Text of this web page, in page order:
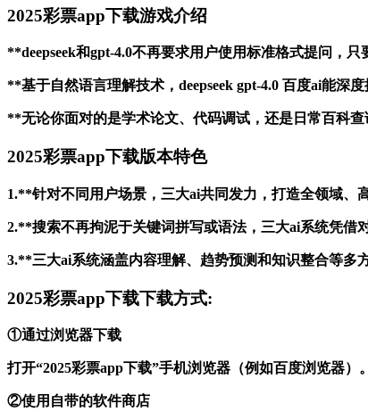
2025彩票app下载游戏介绍
**deepseek和gpt-4.0不再要求用户使用标准格式提问，
**基于自然语言理解技术，deepseek gpt-4.0 百度ai能深
**无论你面对的是学术论文、代码调试，还是日常百科
2025彩票app下载版本特色
1.**针对不同用户场景，三大ai共同发力，打造全领域、
2.**搜索不再拘泥于关键词拼写或语法，三大ai系统凭借
3.**三大ai系统涵盖内容理解、趋势预测和知识整合等多
2025彩票app下载下载方式:
①通过浏览器下载
打开“2025彩票app下载”手机浏览器（例如百度浏览器
②使用自带的软件商店